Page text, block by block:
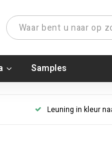
Samples
Leuning in kleur